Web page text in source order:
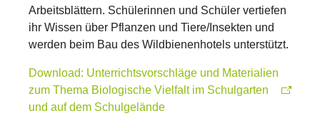
Arbeitsblättern. Schülerinnen und Schüler vertiefen
ihr Wissen über Pflanzen und Tiere/Insekten und
werden beim Bau des Wildbienenhotels unterstützt.
Download: Unterrichtsvorschläge und Materialien
zum Thema Biologische Vielfalt im Schulgarten
und auf dem Schulgelände